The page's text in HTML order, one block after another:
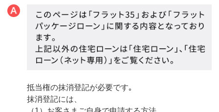
抵当権の抹消登記が必要です｡
抹消登記には、